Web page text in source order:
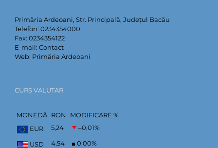
Primăria Ardeoani, Str. Principală, Județul Bacău
Telefon: 0234354000
Fax: 0234354122
E-mail: Contact
Web: Primăria Ardeoani
CURS VALUTAR
MONEDĂ RON
MODIFICARE %
EUR
5,24 –0,01%
USD 4,54 0,00%